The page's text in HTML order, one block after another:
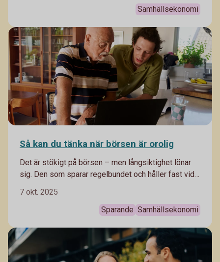
Samhällsekonomi
Så kan du tänka när börsen är orolig
Det är stökigt på börsen – men långsiktighet lönar
sig. Den som sparar regelbundet och håller fast vid
privatekonom Arturo Arques förklarar hur du kan
7 okt. 2025
Sparande Samhällsekonomi